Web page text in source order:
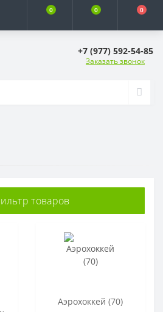
0 0 0
+7 (977) 592-54-85
Заказать звонок
товаров
Аэрохоккей (70)